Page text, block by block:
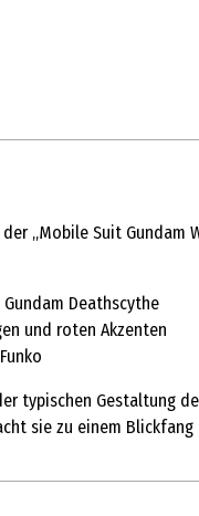
„Mobile Suit
Deathscythe
und roten Akzenten
typischen Gestaltung
sie zu einem